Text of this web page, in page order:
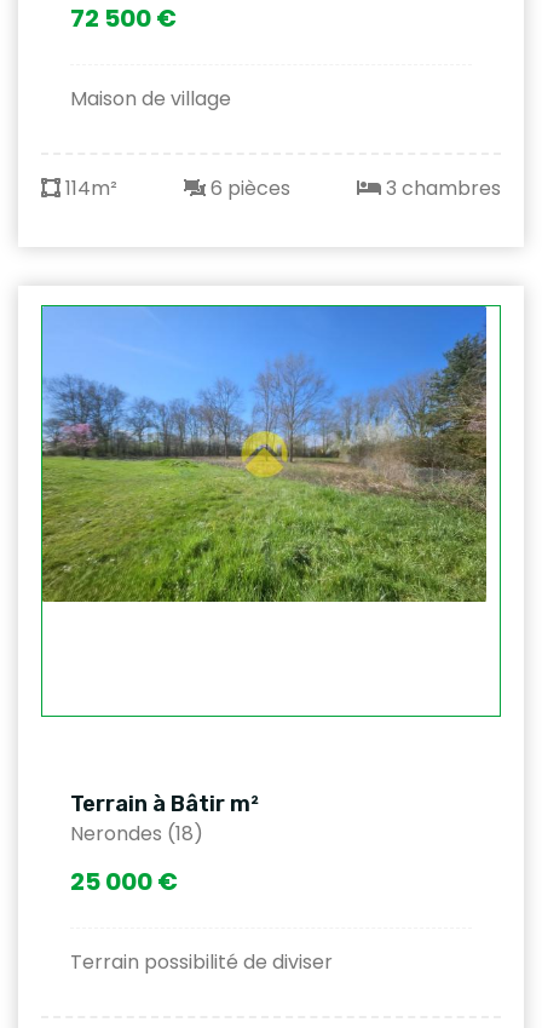
72 500 €
Maison de village
114m² 6 pièces 3 chambres
Terrain à Bâtir m²
Nerondes (18)
25 000 €
Terrain possibilité de diviser